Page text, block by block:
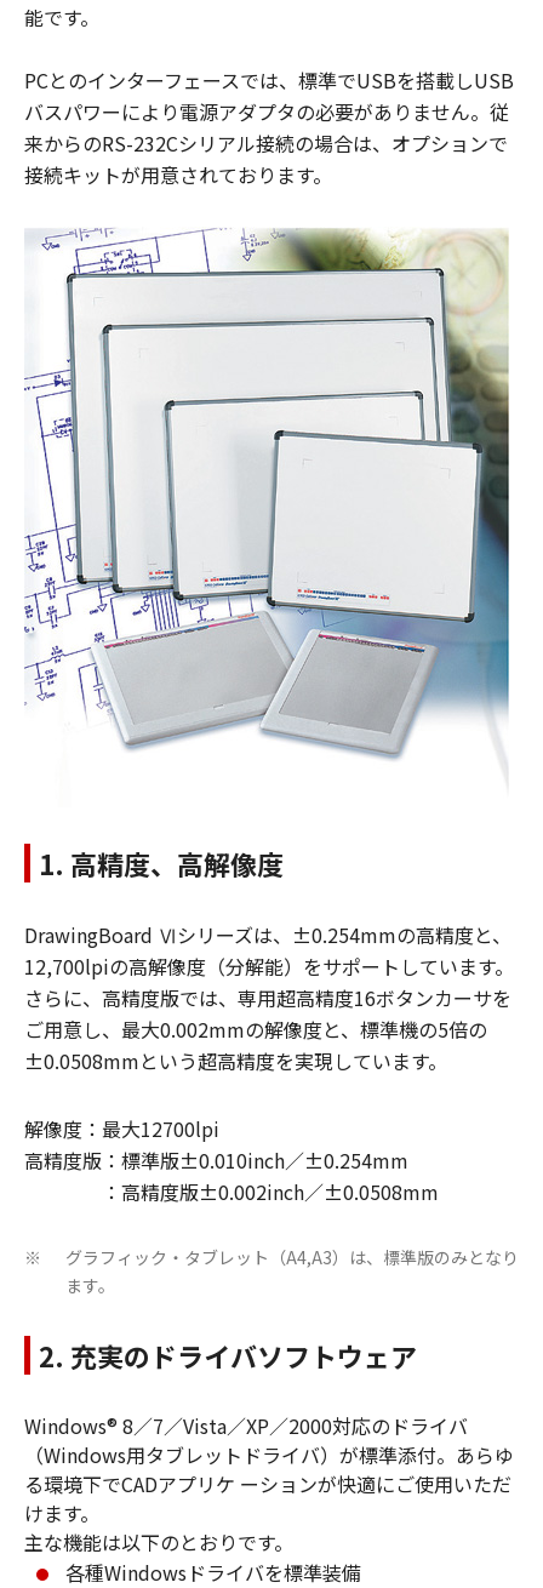
能です。
PCとのインターフェースでは、標準でUSBを搭載しUSB
バスパワーにより電源アダプタの必要がありません。従
来からのRS-232Cシリアル接続の場合は、オプションで
接続キットが用意されております。
1. 高精度、高解像度
DrawingBoard Ⅵシリーズは、±0.254mmの高精度と、
12,700lpiの高解像度（分解能）をサポートしています。
さらに、高精度版では、専用超高精度16ボタンカーサを
ご用意し、最大0.002mmの解像度と、標準機の5倍の
±0.0508mmという超高精度を実現しています。
解像度：最大12700lpi
高精度版：標準版±0.010inch／±0.254mm
：高精度版±0.002inch／±0.0508mm
※
グラフィック・タブレット（A4,A3）は、標準版のみとなり
ます。
2. 充実のドライバソフトウェア
Windows® 8／7／Vista／XP／2000対応のドライバ
（Windows用タブレットドライバ）が標準添付。あらゆ
る環境下でCADアプリケ ーションが快適にご使用いただ
けます。
主な機能は以下のとおりです。
各種Windowsドライバを標準装備